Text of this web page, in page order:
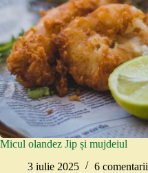
Micul olandez Jip și mujdeiul
3 iulie 2025
6 comentarii